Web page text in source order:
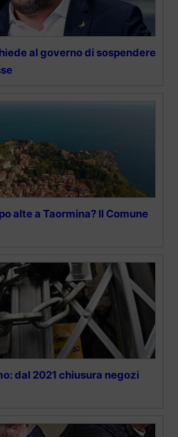
al governo di sospendere
alte a Taormina? Il Comune
dal 2021 chiusura negozi